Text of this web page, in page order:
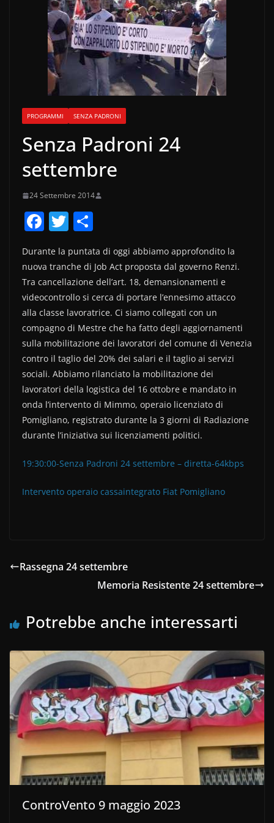
PROGRAMMI SENZA PADRONI
Senza Padroni 24
settembre
24 Settembre 2014
F
c
e
b
o
o
k
T
itt
er
n
di
vi
di
Durante la puntata di oggi abbiamo approfondito la
nuova tranche di Job Act proposta dal governo Renzi.
Tra cancellazione dell’art. 18, demansionamenti e
videocontrollo si cerca di portare l’ennesimo attacco
alla classe lavoratrice. Ci siamo collegati con un
compagno di Mestre che ha fatto degli aggiornamenti
sulla mobilitazione dei lavoratori del comune di Venezia
contro il taglio del 20% dei salari e il taglio ai servizi
sociali. Abbiamo rilanciato la mobilitazione dei
lavoratori della logistica del 16 ottobre e mandato in
onda l’intervento di Mimmo, operaio licenziato di
Pomigliano, registrato durante la 3 giorni di Radiazione
durante l’iniziativa sui licenziamenti politici.
19:30:00-Senza Padroni 24 settembre – diretta-64kbps
Intervento operaio cassaintegrato Fiat Pomigliano
Rassegna 24 settembre
Memoria Resistente 24 settembre
Potrebbe anche interessarti
ControVento 9 maggio 2023